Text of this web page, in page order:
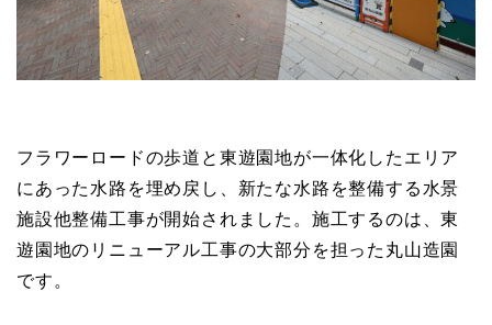
フラワーロードの歩道と東遊園地が一体化したエリア
にあった水路を埋め戻し、新たな水路を整備する水景
施設他整備工事が開始されました。施工するのは、東
遊園地のリニューアル工事の大部分を担った丸山造園
です。